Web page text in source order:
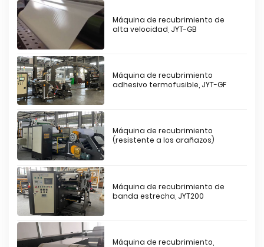
Máquina de recubrimiento de
alta velocidad, JYT-GB
Máquina de recubrimiento
adhesivo termofusible, JYT-GF
Máquina de recubrimiento
(resistente a los arañazos)
Máquina de recubrimiento de
banda estrecha, JYT200
Máquina de recubrimiento,